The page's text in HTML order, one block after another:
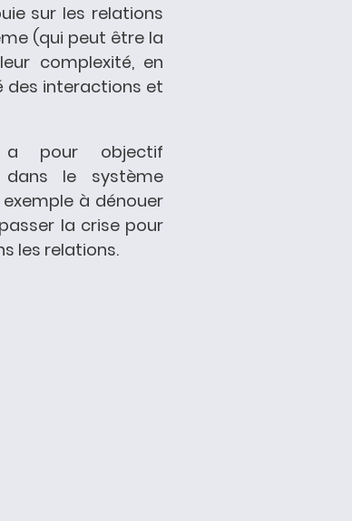
sur les relations
(qui peut être la
complexité, en
interactions et
a pour objectif
dans le système
à dénouer
la crise pour
les relations.